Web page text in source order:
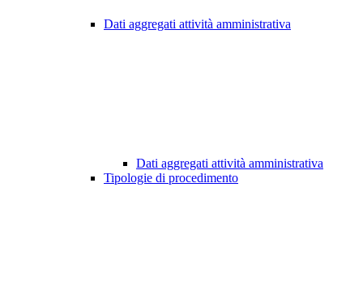
Dati aggregati attività amministrativa
Dati aggregati attività amministrativa
Tipologie di procedimento